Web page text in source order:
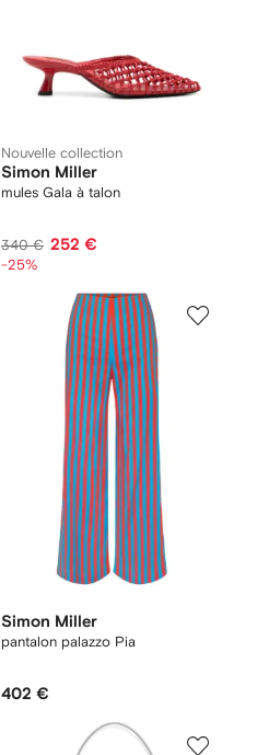
Nouvelle collection
Simon Miller
mules Gala à talon
340 € 252 €
-25%
Simon Miller
pantalon palazzo Pia
402 €